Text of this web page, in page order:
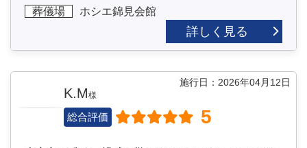
葬儀場 ホシエ錦見会館
詳しく見る
施行日：2026年04月12日
K.M様
総合評価 5